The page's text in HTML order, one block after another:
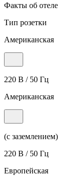
Факты об отеле
Тип розетки
Американская
220 В / 50 Гц
Американская
(с заземлением)
220 В / 50 Гц
Европейская